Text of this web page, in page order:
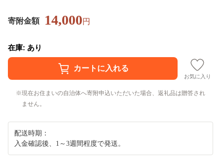
寄附金額 14,000円
在庫: あり
お気に入り
現在お住まいの自治体へ寄附申込いただいた場合、返礼品は贈答され
ません。
配送時期：
入金確認後、1～3週間程度で発送。